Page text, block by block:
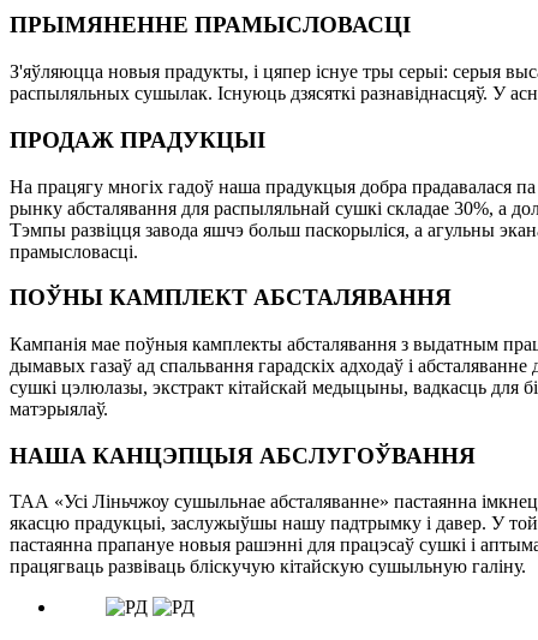
ПРЫМЯНЕННЕ ПРАМЫСЛОВАСЦІ
З'яўляюцца новыя прадукты, і цяпер існуе тры серыі: серыя
распыляльных сушылак. Існуюць дзясяткі разнавіднасцяў. У
ПРОДАЖ ПРАДУКЦЫІ
На працягу многіх гадоў наша прадукцыя добра прадавалася
рынку абсталявання для распыляльнай сушкі складае 30%, а
Тэмпы развіцця завода яшчэ больш паскорыліся, а агульны
прамысловасці.
ПОЎНЫ КАМПЛЕКТ АБСТАЛЯВАННЯ
Кампанія мае поўныя камплекты абсталявання з выдатным
дымавых газаў ад спальвання гарадскіх адходаў і
сушкі цэлюлазы, экстракт кітайскай медыцыны, вадкасць для
матэрыялаў.
НАША КАНЦЭПЦЫЯ АБСЛУГОЎВАННЯ
ТАА «Усі Ліньчжоу сушыльнае абсталяванне» пастаянна
якасцю прадукцыі, заслужыўшы нашу падтрымку і давер. У той
пастаянна прапануе новыя рашэнні для працэсаў сушкі і
працягваць развіваць бліскучую кітайскую сушыльную галіну.